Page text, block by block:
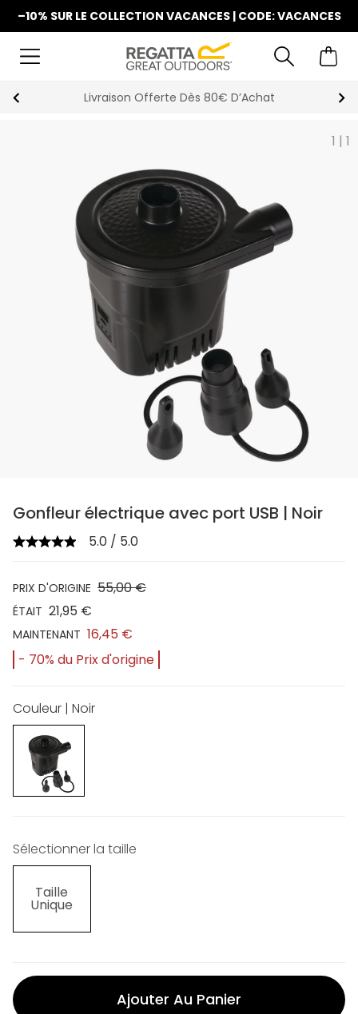
–10% SUR LE COLLECTION VACANCES | CODE: VACANCES
Livraison Offerte Dès 80€ D’Achat
1 | 1
Gonfleur électrique avec port USB | Noir
5.0 / 5.0
PRIX D'ORIGINE 55,00 €
ÉTAIT 21,95 €
MAINTENANT 16,45 €
- 70% du Prix d'origine
Couleur | Noir
Sélectionner la taille
Taille
Unique
Ajouter Au Panier